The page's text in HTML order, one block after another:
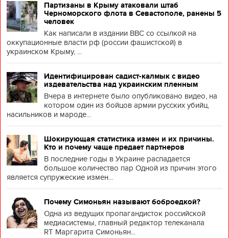
Партизаны в Крыму атаковали штаб
Черноморского флота в Севастополе, ранены 5
человек
Как написали в издании BBC со ссылкой на
оккупационные власти рф (россии фашистской) в
украинском Крыму, ...
Идентифицирован садист-калмык с видео
издевательства над украинским пленным
Вчера в интернете было опубликовано видео, на
котором один из бойцов армии русских убийц,
насильников и мароде...
Шокирующая статистика измен и их причины.
Кто и почему чаще предает партнеров
В последние годы в Украине распадается
большое количество пар Одной из причин этого
является супружеские измен...
Почему Симоньян называют боброедкой?
Одна из ведущих пропагандисток российской
медиасистемы, главный редактор телеканала
RT Маргарита Симоньян...